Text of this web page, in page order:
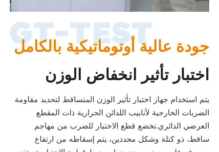
جودة عالية أوتوماتيكية بالكامل
اختبار تأثير انخفاض الوزن
يتم استخدام جهاز اختبار تأثير الوزن المتساقط لتحديد مقاومة
الضربات الخارجية لأنابيب اللدائن الحرارية ذات المقطع
العرضي الدائري.تخضع قطع الاختبار للضرب من مهاجم
ساقط، ذو كتلة وشكل محددين، يتم إسقاطه من ارتفاع